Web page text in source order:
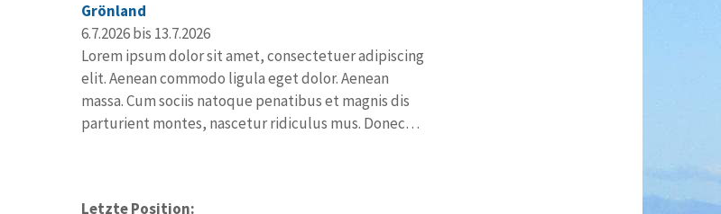
Grönland
6.7.2026 bis 13.7.2026
Lorem ipsum dolor sit amet, consectetuer adipiscing
elit. Aenean commodo ligula eget dolor. Aenean
massa. Cum sociis natoque penatibus et magnis dis
parturient montes, nascetur ridiculus mus. Donec…
Letzte Position: